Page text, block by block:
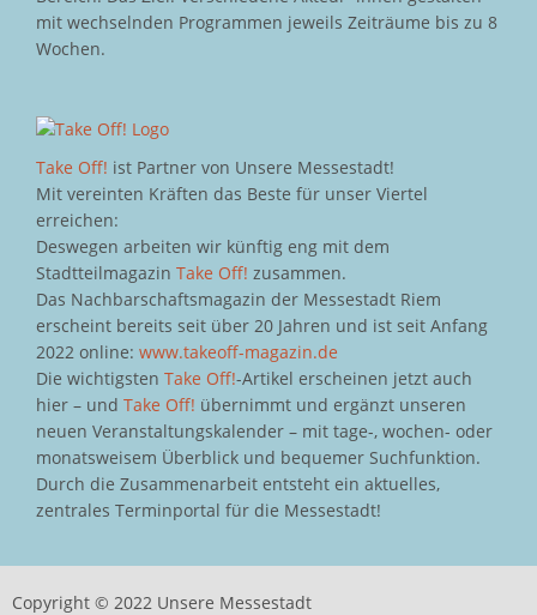
mit wechselnden Programmen jeweils Zeiträume bis zu 8
Wochen.
Take Off! ist Partner von Unsere Messestadt!
Mit vereinten Kräften das Beste für unser Viertel
erreichen:
Deswegen arbeiten wir künftig eng mit dem
Stadtteilmagazin Take Off! zusammen.
Das Nachbarschaftsmagazin der Messestadt Riem
erscheint bereits seit über 20 Jahren und ist seit Anfang
2022 online: www.takeoff-magazin.de
Die wichtigsten Take Off!-Artikel erscheinen jetzt auch
hier – und Take Off! übernimmt und ergänzt unseren
neuen Veranstaltungskalender – mit tage-, wochen- oder
monatsweisem Überblick und bequemer Suchfunktion.
Durch die Zusammenarbeit entsteht ein aktuelles,
zentrales Terminportal für die Messestadt!
Copyright © 2022 Unsere Messestadt